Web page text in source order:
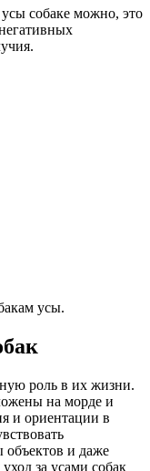
собаке можно, это
усы.
роль в их жизни.
на морде и
и ориентации в
объектов и даже
за усами собак